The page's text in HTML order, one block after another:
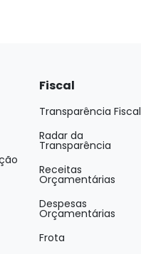
Fiscal
Transparência Fiscal
Radar da
Transparência
Receitas
Orçamentárias
Despesas
Orçamentárias
Frota